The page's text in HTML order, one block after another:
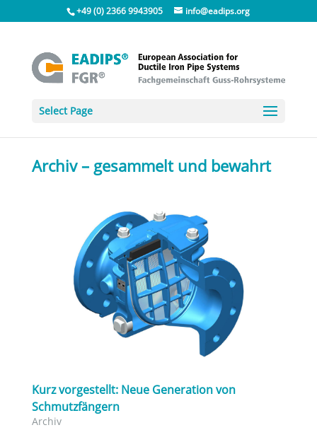
+49 (0) 2366 9943905 info@eadips.org
Select Page
Archiv – gesammelt und bewahrt
Kurz vorgestellt: Neue Generation von
Schmutzfängern
Archiv